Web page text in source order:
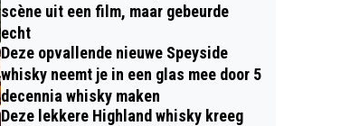
scène uit een film, maar gebeurde
echt
Deze opvallende nieuwe Speyside
whisky neemt je in een glas mee door 5
decennia whisky maken
Deze lekkere Highland whisky kreeg